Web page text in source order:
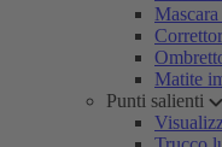
Matite
Punti salienti